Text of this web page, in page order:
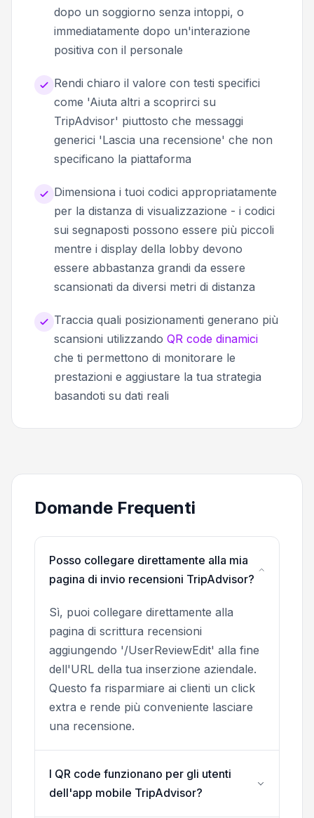
dopo un soggiorno senza intoppi, o
immediatamente dopo un'interazione
positiva con il personale
Rendi chiaro il valore con testi specifici
come 'Aiuta altri a scoprirci su
TripAdvisor' piuttosto che messaggi
generici 'Lascia una recensione' che non
specificano la piattaforma
Dimensiona i tuoi codici appropriatamente
per la distanza di visualizzazione - i codici
sui segnaposti possono essere più piccoli
mentre i display della lobby devono
essere abbastanza grandi da essere
scansionati da diversi metri di distanza
Traccia quali posizionamenti generano più
scansioni utilizzando QR code dinamici
che ti permettono di monitorare le
prestazioni e aggiustare la tua strategia
basandoti su dati reali
Domande Frequenti
Posso collegare direttamente alla mia
pagina di invio recensioni TripAdvisor?
Sì, puoi collegare direttamente alla
pagina di scrittura recensioni
aggiungendo '/UserReviewEdit' alla fine
dell'URL della tua inserzione aziendale.
Questo fa risparmiare ai clienti un click
extra e rende più conveniente lasciare
una recensione.
I QR code funzionano per gli utenti
dell'app mobile TripAdvisor?